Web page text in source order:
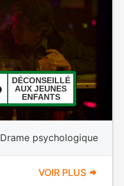
DÉCONSEILLÉ
AUX JEUNES
ENFANTS
Drame psychologique
VOIR PLUS